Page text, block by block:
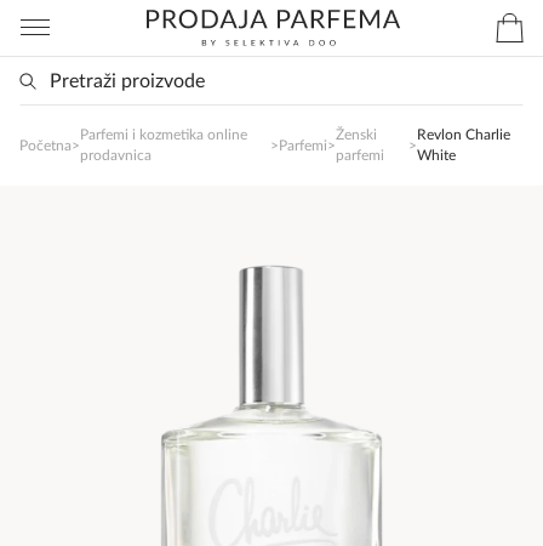
Početna>
Parfemi i kozmetika online
prodavnica
>Parfemi>
Ženski
parfemi
>
Revlon Charlie
White
SlađanAi Asistent